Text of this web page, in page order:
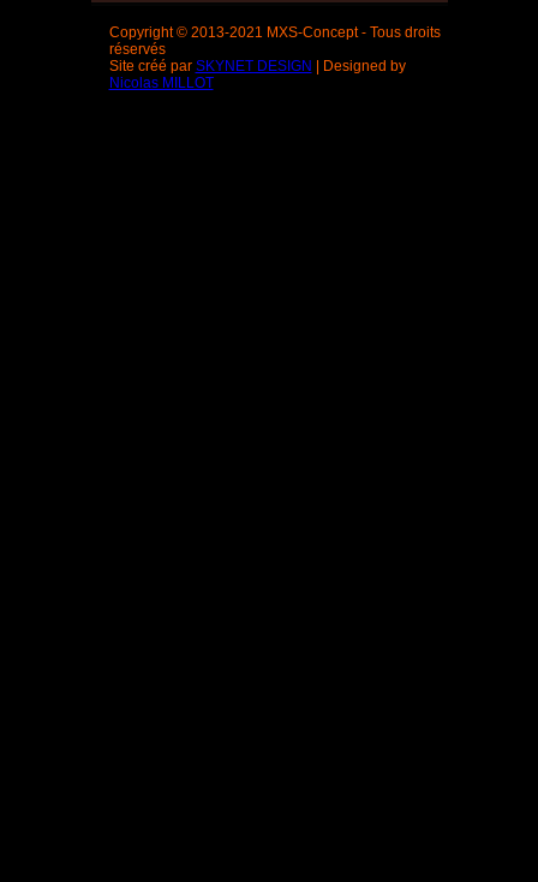
Copyright © 2013-2021 MXS-Concept - Tous droits
réservés
Site créé par SKYNET DESIGN
| Designed by
Nicolas MILLOT